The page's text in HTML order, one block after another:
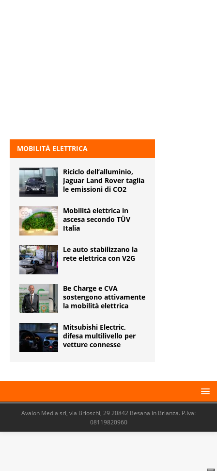
MOBILITÀ ELETTRICA
Riciclo dell’alluminio,
Jaguar Land Rover taglia
le emissioni di CO2
Mobilità elettrica in
ascesa secondo TÜV
Italia
Le auto stabilizzano la
rete elettrica con V2G
Be Charge e CVA
sostengono attivamente
la mobilità elettrica
Mitsubishi Electric,
difesa multilivello per
vetture connesse
Avalon Media srl, via Brioschi, 29 20842 Besana in Brianza. P.Iva:
08119820960